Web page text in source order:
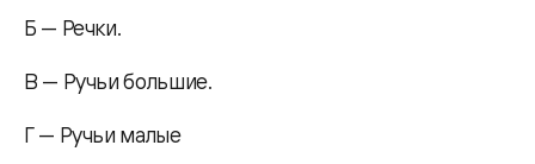
Б — Речки.
В — Ручьи большие.
Г — Ручьи малые